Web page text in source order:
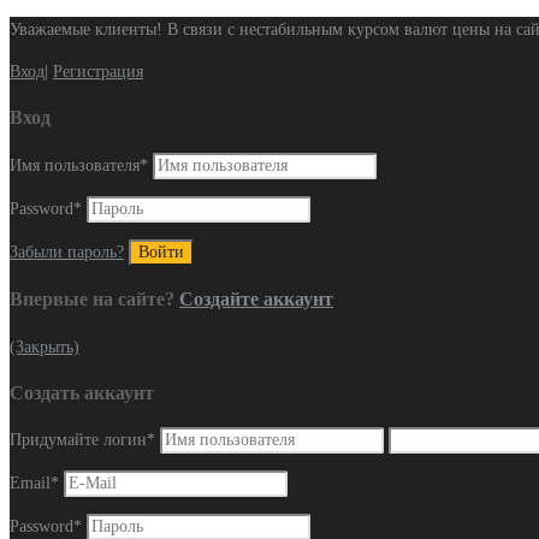
Уважаемые клиенты! В связи с нестабильным курсом валют цены на
Вход Регистрация
Вход
Имя пользователя*
Password *
Забыли пароль?
Впервые на сайте? Создайте аккаунт
(Закрыть)
Создать аккаунт
Придумайте логин*
Email*
Password*